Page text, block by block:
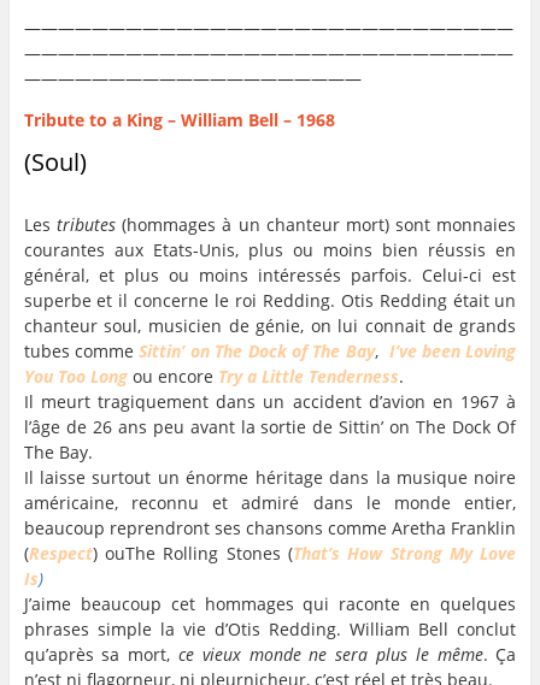
—————————————————————————————
—————————————————————————————
————————————————————
Tribute to a King – William Bell – 1968
(Soul)
Les tributes(hommages à un chanteur mort) sont monnaies
courantes aux Etats-Unis, plus ou moins bien réussis en
général, et plus ou moins intéressés parfois. Celui-ci est
superbe et il concerne le roi Redding. Otis Redding était un
chanteur soul, musicien de génie, on lui connait de grands
tubes commeSittin’ on The Dock of The Bay, I’ve been Loving
You Too Longou encore Try a Little Tenderness.
Il meurt tragiquement dans un accident d’avion en 1967 à
l’âge de 26 ans peu avant la sortie de Sittin’ on The Dock Of
The Bay.
Il laisse surtout un énorme héritage dans la musique noire
américaine, reconnu et admiré dans le monde entier,
beaucoup reprendront ses chansons comme Aretha Franklin
(Respect) ouThe Rolling Stones (That’s How Strong My Love
Is)
J’aime beaucoup cet hommages qui raconte en quelques
phrases simple la vie d’Otis Redding. William Bell conclut
qu’après sa mort, ce vieux monde ne sera plus le même. Ça
n’est ni flagorneur, ni pleurnicheur, c’est réel et très beau.